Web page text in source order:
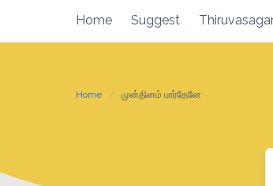
content
Home Suggest
Home முன்தினம் பார்தேனே